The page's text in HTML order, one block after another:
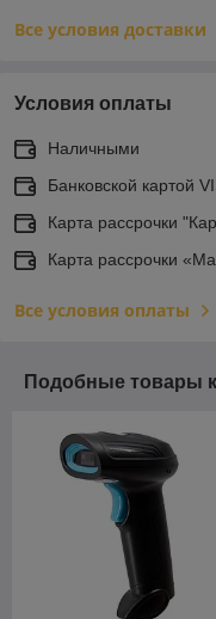
Все условия доставки
Условия оплаты
Наличными
Банковской картой
Карта рассрочки
Карта рассрочки
Все условия оплаты
Подобные товары